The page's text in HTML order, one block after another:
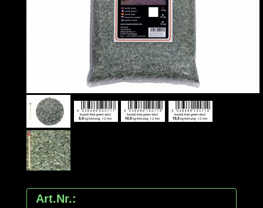
Art.Nr.: